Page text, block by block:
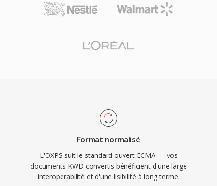
Format normalisé
L'OXPS suit le standard ouvert ECMA — vos
documents KWD convertis bénéficient d'une large
interopérabilité et d'une lisibilité à long terme.